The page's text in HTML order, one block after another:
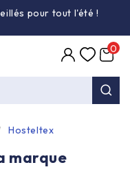
pour tout l'été!

0
Hosteltex
marque